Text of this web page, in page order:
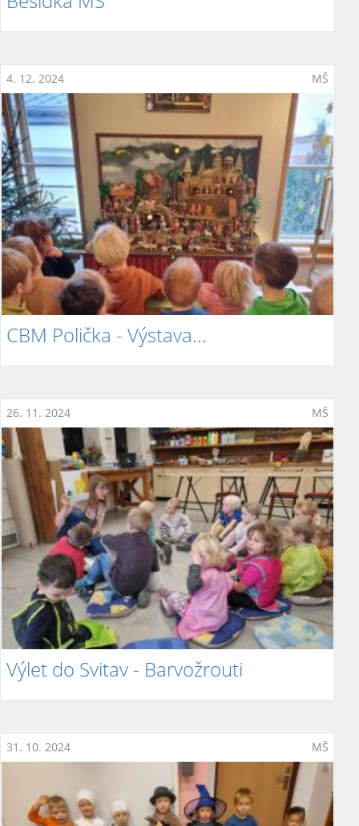
4. 12. 2024 MŠ
CBM Polička - Výstava...
26. 11. 2024 MŠ
Výlet do Svitav - Barvožrouti
31. 10. 2024 MŠ